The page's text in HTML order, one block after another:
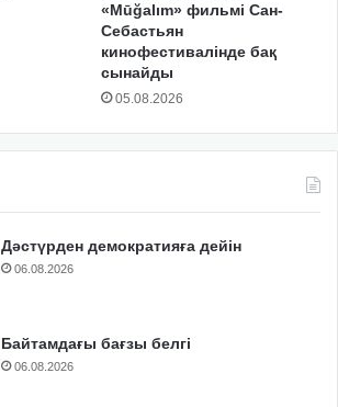
«Mūğalım» фильмі Сан-
Себастьян
кинофестивалінде бақ
сынайды
05.08.2026
Дәстүрден демократияға дейін
06.08.2026
Байтамдағы бағзы белгі
06.08.2026